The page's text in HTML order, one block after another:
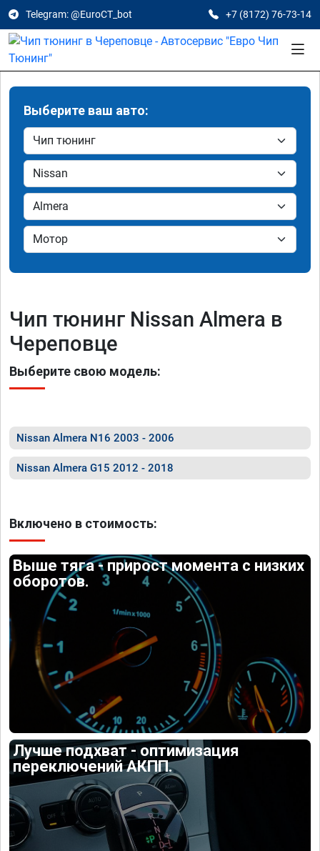
Telegram: @EuroCT_bot +7 (8172) 76-73-14
Выберите ваш авто:
Чип тюнинг Nissan Almera в
Череповце
Выберите свою модель:
Nissan Almera N16 2003 - 2006
Nissan Almera G15 2012 - 2018
Включено в стоимость:
Выше тяга - прирост момента с низких
оборотов.
Лучше подхват - оптимизация
переключений АКПП.